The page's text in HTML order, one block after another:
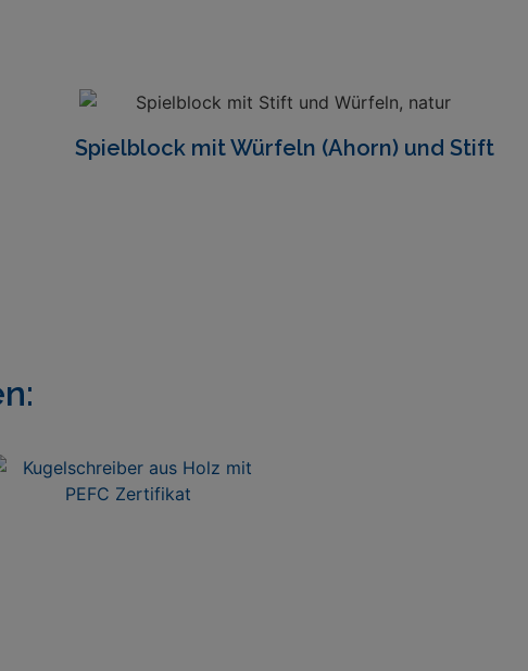
Spielblock mit Würfeln (Ahorn) und Stift